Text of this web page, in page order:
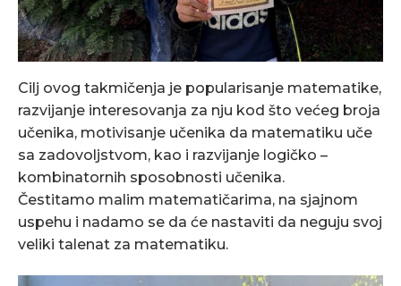
Cilj ovog takmičenja je popularisanje matematike,
razvijanje interesovanja za nju kod što većeg broja
učenika, motivisanje učenika da matematiku uče
sa zadovoljstvom, kao i razvijanje logičko –
kombinatornih sposobnosti učenika.
Čestitamo malim matematičarima, na sjajnom
uspehu i nadamo se da će nastaviti da neguju svoj
veliki talenat za matematiku.